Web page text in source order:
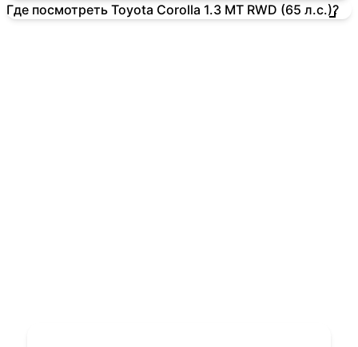
Где посмотреть Toyota Corolla 1.3 MT RWD (65 л.с.)?